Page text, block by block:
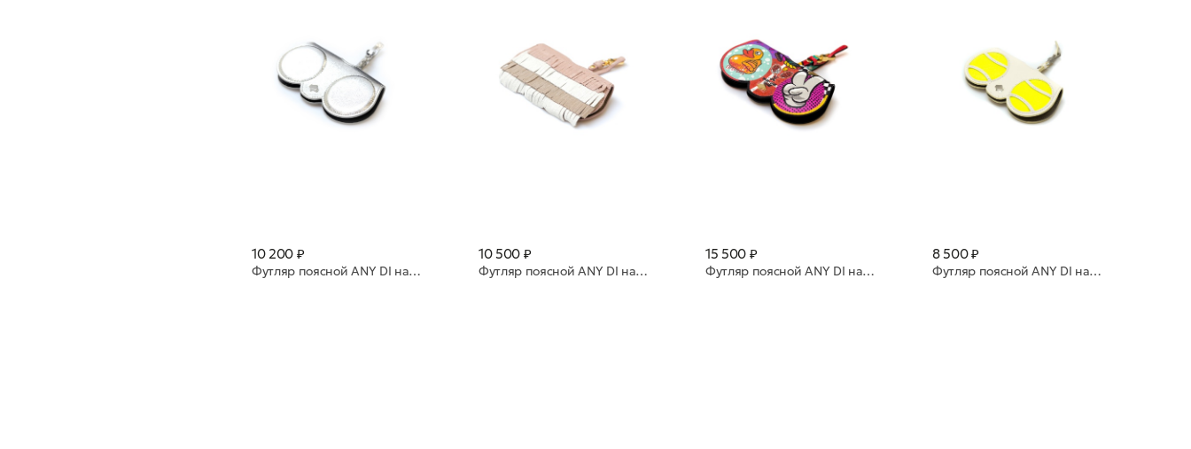
10 200 ₽
Футляр поясной ANY DI натуральная кожа SP101602 Silver
10 500 ₽
Футляр поясной ANY DI натуральная кожа SP101602 All Over Fringes
15 500 ₽
Футляр поясной ANY DI натуральная кожа SP101602 PopArt by Jeroen van Unen (PAJ))
8 500 ₽
Футляр поясной ANY DI натуральная кожа SP101602 Tennis Brushed